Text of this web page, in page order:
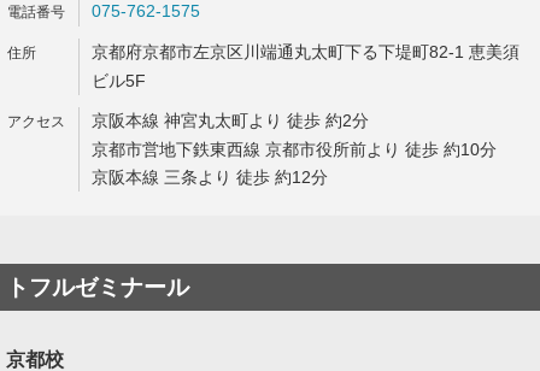
075-762-1575
京都府京都市左京区川端通丸太町下る下堤町82-1 恵美須
ビル5F
京阪本線 神宮丸太町より 徒歩 約2分
京都市営地下鉄東西線 京都市役所前より 徒歩 約10分
京阪本線 三条より 徒歩 約12分
トフルゼミナール
京都校